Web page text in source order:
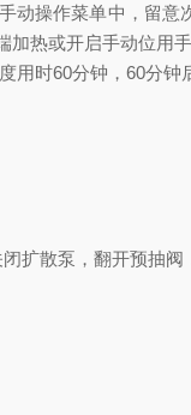
操作菜单中，留意
热或开启手动位用
用时60分钟，60分
散泵，翻开预抽阀